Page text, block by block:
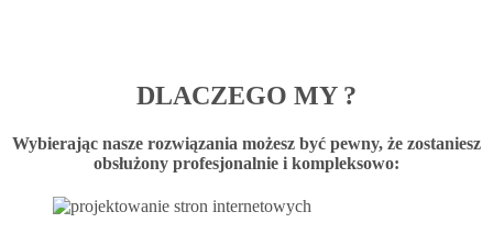
DLACZEGO MY ?
Wybierając nasze rozwiązania możesz być pewny, że zostaniesz
obsłużony profesjonalnie i kompleksowo: